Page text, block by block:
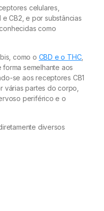
celulares,
e CB2, e por substâncias
como
como o CBD e o THC,
semelhante aos
se aos receptores CB1
várias partes do corpo,
periférico e o
diversos